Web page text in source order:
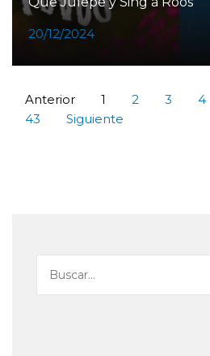
20/12/2024
Anterior 1 2 3 4
43
Siguiente